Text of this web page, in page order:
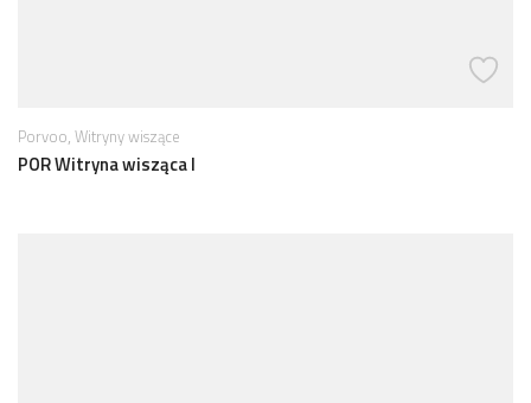
Porvoo, Witryny wiszące
POR Witryna wisząca I